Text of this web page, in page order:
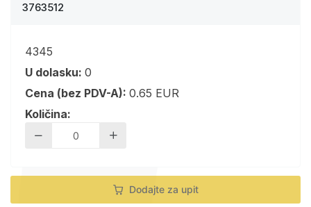
3763512
4345
U dolasku: 0
Cena (bez PDV-A): 0.65 EUR
Količina:
Dodajte za upit